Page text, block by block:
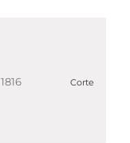
1816 Corte